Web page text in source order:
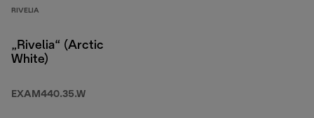
RIVELIA
„Rivelia“ (Arctic
White)
EXAM440.35.W